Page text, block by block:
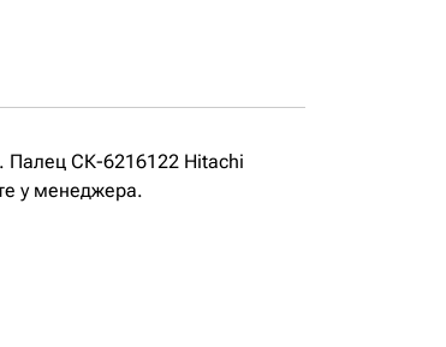
Палец СК-6216122 Hitachi
у менеджера.